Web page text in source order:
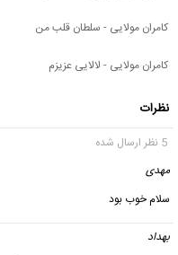
کامران مولایی - سلطان قلب من
کامران مولایی - لالایی عزیزم
نظرات
5 نظر ارسال شده
مهدی
سلام خوب بود
بهداد